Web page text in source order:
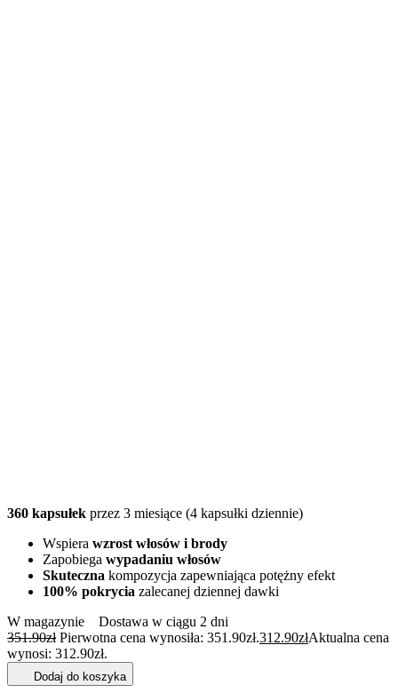
360 kapsułek przez 3 miesiące (4 kapsułki dziennie)
Wspiera wzrost włosów i brody
Zapobiega wypadaniu włosów
Skuteczna kompozycja zapewniająca potężny efekt
100% pokrycia zalecanej dziennej dawki
W magazynie
Dostawa w ciągu 2 dni
351.90zł Pierwotna cena wynosiła: 351.90zł.312.90złAktualna cena
wynosi: 312.90zł.
Dodaj do koszyka